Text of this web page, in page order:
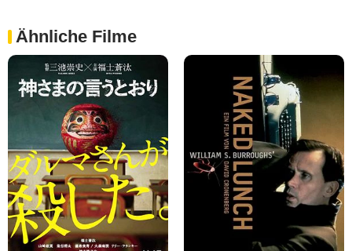
Ähnliche Filme